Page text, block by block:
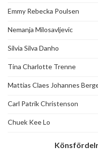
72
lägenheter
Emmy Rebecka Poulsen
Nemanja Milosavljevic
Silvia Silva Danho
Tina Charlotte Trenne
Mattias Claes Johannes
Carl Patrik Christenson
Chuek Kee Lo